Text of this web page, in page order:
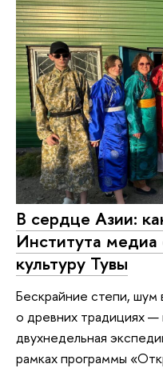
В сердце Азии:
Института
культуру Тувы
Бескрайние степи, шум
о древних традициях
двухнедельная
рамках программы